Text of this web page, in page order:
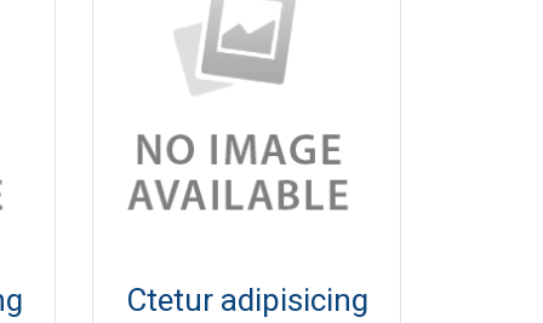
Ctetur adipisicing